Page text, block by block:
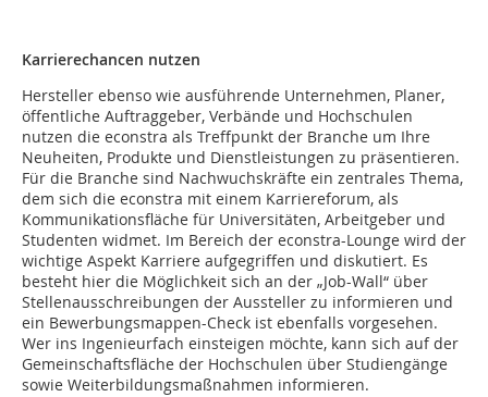
Karrierechancen nutzen
Hersteller ebenso wie ausführende Unternehmen, Planer,
öffentliche Auftraggeber, Verbände und Hochschulen
nutzen die econstra als Treffpunkt der Branche um Ihre
Neuheiten, Produkte und Dienstleistungen zu präsentieren.
Für die Branche sind Nachwuchskräfte ein zentrales Thema,
dem sich die econstra mit einem Karriereforum, als
Kommunikationsfläche für Universitäten, Arbeitgeber und
Studenten widmet. Im Bereich der econstra-Lounge wird der
wichtige Aspekt Karriere aufgegriffen und diskutiert. Es
besteht hier die Möglichkeit sich an der „Job-Wall“ über
Stellenausschreibungen der Aussteller zu informieren und
ein Bewerbungsmappen-Check ist ebenfalls vorgesehen.
Wer ins Ingenieurfach einsteigen möchte, kann sich auf der
Gemeinschaftsfläche der Hochschulen über Studiengänge
sowie Weiterbildungsmaßnahmen informieren.